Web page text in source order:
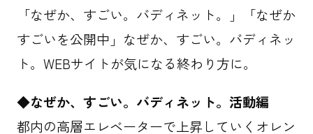
「なぜか、すごい。バディネット。」「なぜか
すごいを公開中」なぜか、すごい。バディネッ
ト。WEBサイトが気になる終わり方に。
◆なぜか、すごい。バディネット。活動編
都内の高層エレベーターで上昇していくオレン